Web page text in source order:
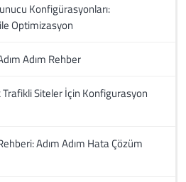
Konfigürasyonları:
Optimizasyon
Adım Rehber
Siteler İçin Konfigurasyon
Adım Adım Hata Çözüm